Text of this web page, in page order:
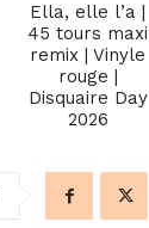
Ella, elle l’a |
45 tours maxi
remix | Vinyle
rouge |
Disquaire Day
2026